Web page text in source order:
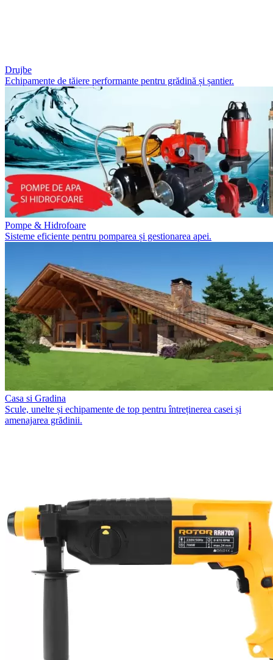
Drujbe
Echipamente de tăiere performante pentru grădină și șantier.
Pompe & Hidrofoare
Sisteme eficiente pentru pomparea și gestionarea apei.
Casa si Gradina
Scule, unelte și echipamente de top pentru întreținerea casei și
amenajarea grădinii.